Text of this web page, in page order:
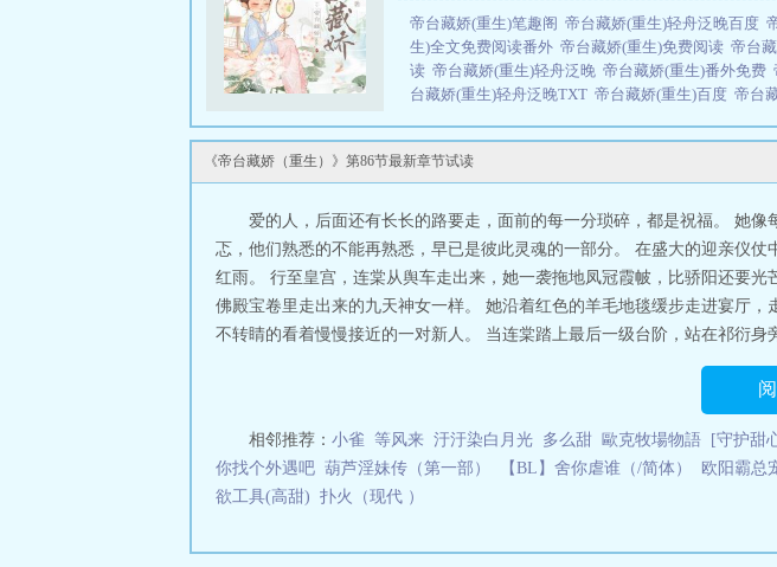
帝台藏娇(重生)笔趣阁 帝台藏娇(重生)轻舟泛晚百度
生)全文免费阅读番外 帝台藏娇(重生)免费阅读 帝台
读 帝台藏娇(重生)轻舟泛晚 帝台藏娇(重生)番外免费
台藏娇(重生)轻舟泛晚TXT 帝台藏娇(重生)百度 帝台
三秒记住本站：息元书籍网 网址：
《帝台藏娇（重生）》第86节最新章节试读
爱的人，后面还有长长的路要走，面前的每一分琐碎，都是祝福。 她
忑，他们熟悉的不能再熟悉，早已是彼此灵魂的一部分。 在盛大的迎亲仪
红雨。 行至皇宫，连棠从舆车走出来，她一袭拖地凤冠霞帔，比骄阳还要
佛殿宝卷里走出来的九天神女一样。 她沿着红色的羊毛地毯缓步走进宴厅
不转睛的看着慢慢接近的一对新人。 当连棠踏上最后一级台阶，站在祁衍身
相邻推荐： 小雀 等风来 汙汙染白月光 多么甜 歐克牧場物語 [守护甜
你找个外遇吧 葫芦淫妹传（第一部） 【BL】舍你虐谁（/简体） 欧阳霸总
欲工具(高甜) 扑火（现代 ）